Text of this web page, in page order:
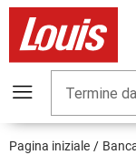
Termine
Pagina iniziale